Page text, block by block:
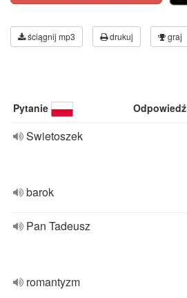
ściągnij mp3 drukuj graj
Pytanie Odpowiedź
Swietoszek
barok
Pan Tadeusz
romantyzm